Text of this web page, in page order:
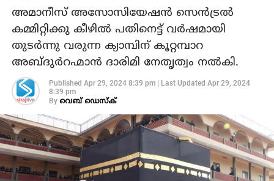
അമാനീസ് അസോസിയേഷന്‍ സെന്‍ട്രല്‍
കമ്മിറ്റിക്കു കീഴില്‍ പതിനെട്ട് വര്‍ഷമായി
തുടര്‍ന്നു വരുന്ന ക്യാമ്പിന് കൂറ്റമ്പാറ
അബ്ദുര്‍റഹ്മാന്‍ ദാരിമി നേതൃത്വം നല്‍കി.
Published Apr 29, 2024 8:39 pm| Last Updated Apr 29, 2024
8:39 pm
By വെബ് ഡെസ്‌ക്